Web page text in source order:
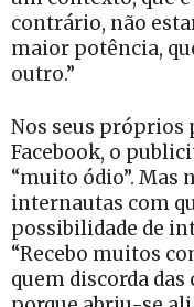
contrário, não
maior potência,
outro.”
Nos seus próprios
Facebook, o
“muito ódio”. Mas
internautas com
possibilidade de
“Recebo muitos
quem discorda das